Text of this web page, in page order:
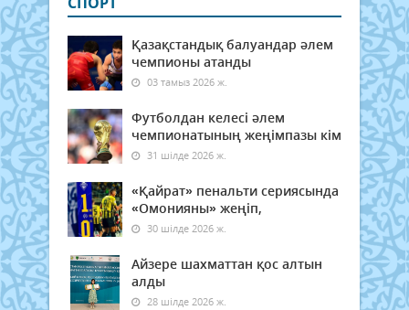
Қазақстандық балуандар әлем
чемпионы атанды
03 тамыз 2026 ж.
Футболдан келесі әлем
чемпионатының жеңімпазы кім
31 шілде 2026 ж.
«Қайрат» пенальти сериясында
«Омонияны» жеңіп,
30 шілде 2026 ж.
Айзере шахматтан қос алтын
алды
28 шілде 2026 ж.